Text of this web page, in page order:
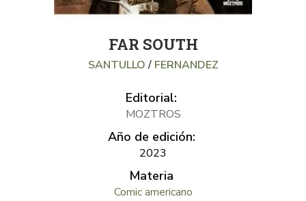
FAR SOUTH
SANTULLO/ FERNANDEZ
Editorial:
MOZTROS
Año de edición:
2023
Materia
Comic americano